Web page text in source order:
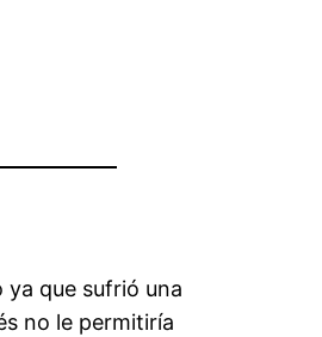
que sufrió una
no le permitiría